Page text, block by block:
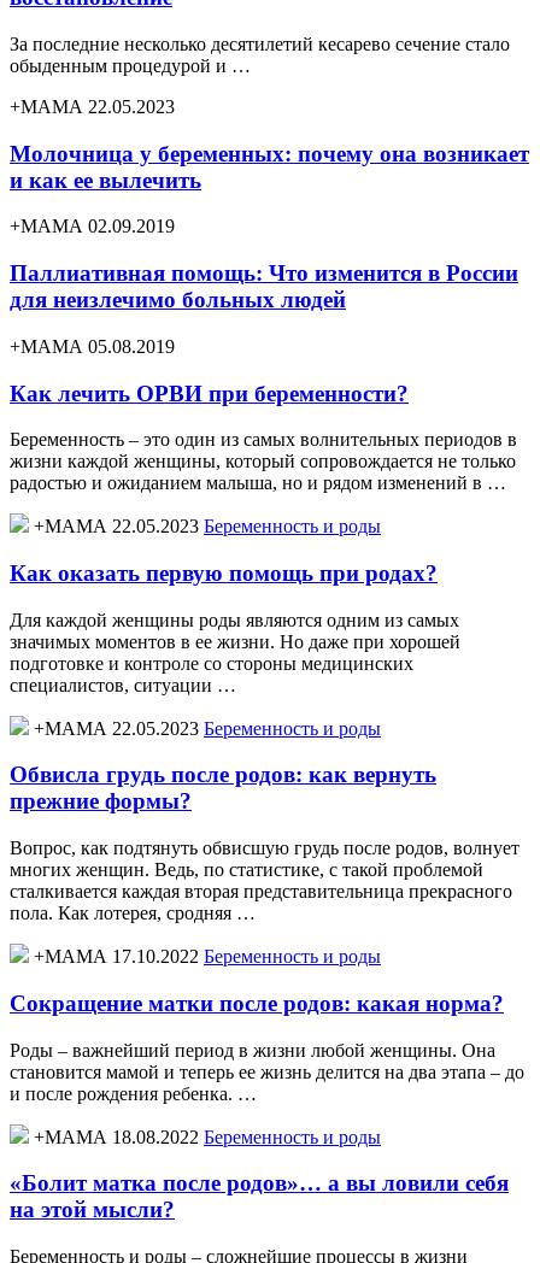
За последние несколько десятилетий кесарево сечение стало
обыденным процедурой и …
+МАМА 22.05.2023
Молочница у беременных: почему она возникает
и как ее вылечить
+МАМА 02.09.2019
Паллиативная помощь: Что изменится в России
для неизлечимо больных людей
+МАМА 05.08.2019
Как лечить ОРВИ при беременности?
Беременность – это один из самых волнительных периодов в
жизни каждой женщины, который сопровождается не только
радостью и ожиданием малыша, но и рядом изменений в …
+МАМА 22.05.2023 Беременность и роды
Как оказать первую помощь при родах?
Для каждой женщины роды являются одним из самых
значимых моментов в ее жизни. Но даже при хорошей
подготовке и контроле со стороны медицинских
специалистов, ситуации …
+МАМА 22.05.2023 Беременность и роды
Обвисла грудь после родов: как вернуть
прежние формы?
Вопрос, как подтянуть обвисшую грудь после родов, волнует
многих женщин. Ведь, по статистике, с такой проблемой
сталкивается каждая вторая представительница прекрасного
пола. Как лотерея, сродняя …
+МАМА 17.10.2022 Беременность и роды
Сокращение матки после родов: какая норма?
Роды – важнейший период в жизни любой женщины. Она
становится мамой и теперь ее жизнь делится на два этапа – до
и после рождения ребенка. …
+МАМА 18.08.2022 Беременность и роды
«Болит матка после родов»… а вы ловили себя
на этой мысли?
Беременность и роды – сложнейшие процессы в жизни